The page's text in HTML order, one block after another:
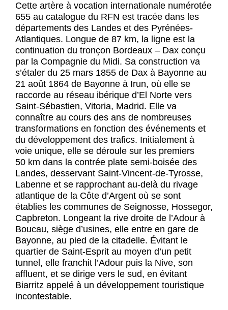
Cette artère à vocation internationale numérotée
655 au catalogue du RFN est tracée dans les
départements des Landes et des Pyrénées-
Atlantiques. Longue de 87 km, la ligne est la
continuation du tronçon Bordeaux – Dax conçu
par la Compagnie du Midi. Sa construction va
s’étaler du 25 mars 1855 de Dax à Bayonne au
21 août 1864 de Bayonne à Irun, où elle se
raccorde au réseau ibérique d’El Norte vers
Saint-Sébastien, Vitoria, Madrid. Elle va
connaître au cours des ans de nombreuses
transformations en fonction des événements et
du développement des trafics. Initialement à
voie unique, elle se déroule sur les premiers
50 km dans la contrée plate semi-boisée des
Landes, desservant Saint-Vincent-de-Tyrosse,
Labenne et se rapprochant au-delà du rivage
atlantique de la Côte d’Argent où se sont
établies les communes de Seignosse, Hossegor,
Capbreton. Longeant la rive droite de l’Adour à
Boucau, siège d’usines, elle entre en gare de
Bayonne, au pied de la citadelle. Évitant le
quartier de Saint-Esprit au moyen d’un petit
tunnel, elle franchit l’Adour puis la Nive, son
affluent, et se dirige vers le sud, en évitant
Biarritz appelé à un développement touristique
incontestable.